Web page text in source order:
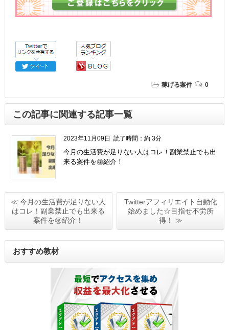
稼げる案件 0
この記事に関連する記事一覧
2023年11月09日 読了時間：約 3分
今月の生活費が足りない人はコレ！副業禁止でも出
来る案件を㊙紹介！
≪ 今月の生活費が足りない人
はコレ！副業禁止でも出来る
案件を㊙紹介！
Twitterアフィリエイト自動化
始めました☆目指せ不労所
得！ ≫
おすすめ教材